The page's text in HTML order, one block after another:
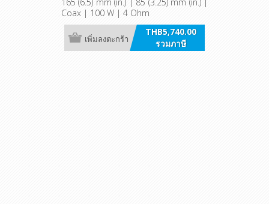
TW]
Coax | 100 W | 4 Ohm
THB5,740.00
รวมภาษี
เพิ่มลงตะกร้า